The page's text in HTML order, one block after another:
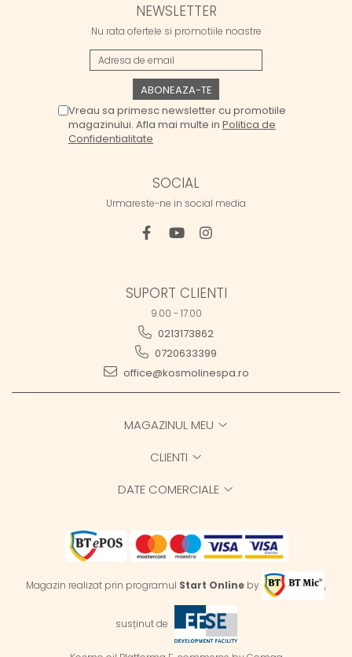
NEWSLETTER
Nu rata ofertele si promotiile noastre
Vreau sa primesc newsletter cu promotiile
magazinului. Afla mai multe in Politica de
Confidentialitate
SOCIAL
Urmareste-ne in social media
SUPORT CLIENTI
9.00 - 17.00
0213173862
0720633399
office@kosmolinespa.ro
MAGAZINUL MEU
CLIENTI
DATE COMERCIALE
Magazin realizat prin programul Start Online by ,
susținut de